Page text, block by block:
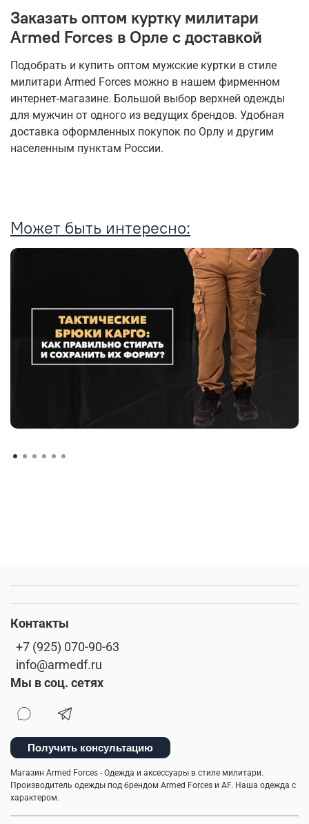
Заказать оптом куртку милитари
Armed Forces в Орле с доставкой
Подобрать и купить оптом мужские куртки в стиле
милитари Armed Forces можно в нашем фирменном
интернет-магазине. Большой выбор верхней одежды
для мужчин от одного из ведущих брендов. Удобная
доставка оформленных покупок по Орлу и другим
населенным пунктам России.
Может быть интересно:
Контакты
+7 (925) 070-90-63
info@armedf.ru
Мы в соц. сетях
Получить консультацию
Магазин Armed Forces - Одежда и аксессуары в стиле милитари.
Производитель одежды под брендом Armed Forces и AF. Наша одежда с
характером.